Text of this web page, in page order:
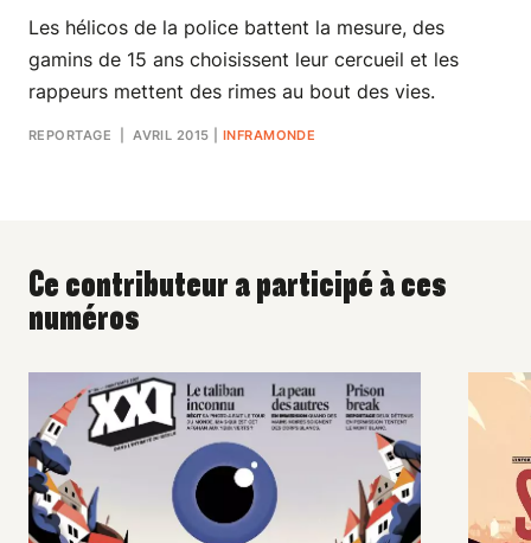
Les hélicos de la police battent la mesure, des
gamins de 15 ans choisissent leur cercueil et les
rappeurs mettent des rimes au bout des vies.
REPORTAGE | AVRIL 2015 INFRAMONDE
Ce contributeur a participé à ces
numéros